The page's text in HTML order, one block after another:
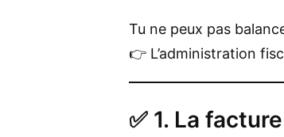
Tu ne peux pas
👉 L’administration
✅ 1. La